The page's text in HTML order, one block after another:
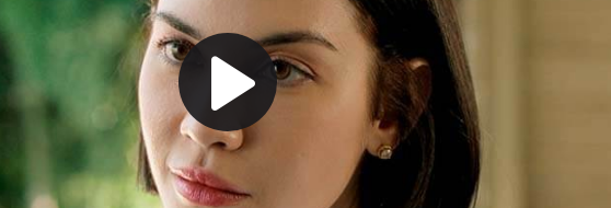
Play
Video